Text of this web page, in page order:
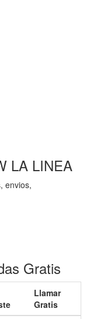
LA LINEA
envios,
Gratis
Llamar
Gratis